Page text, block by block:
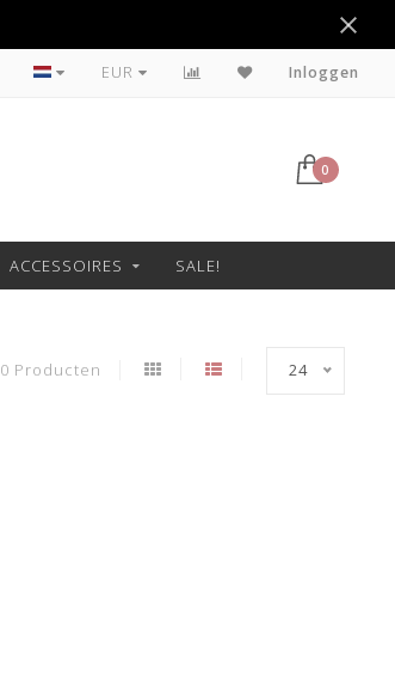
Betaal achteraf met Klarna
EUR Inloggen
0
ACCESSOIRES SALE!
0 Producten 24